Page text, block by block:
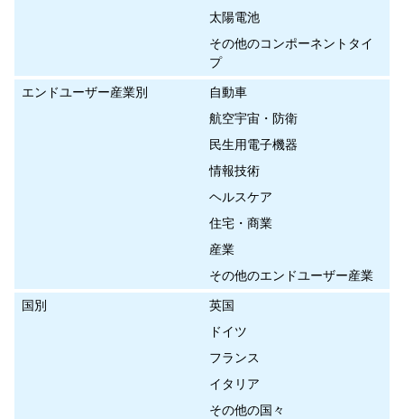
太陽電池
その他のコンポーネントタイ
プ
エンドユーザー産業別
自動車
航空宇宙・防衛
民生用電子機器
情報技術
ヘルスケア
住宅・商業
産業
その他のエンドユーザー産業
国別
英国
ドイツ
フランス
イタリア
その他の国々